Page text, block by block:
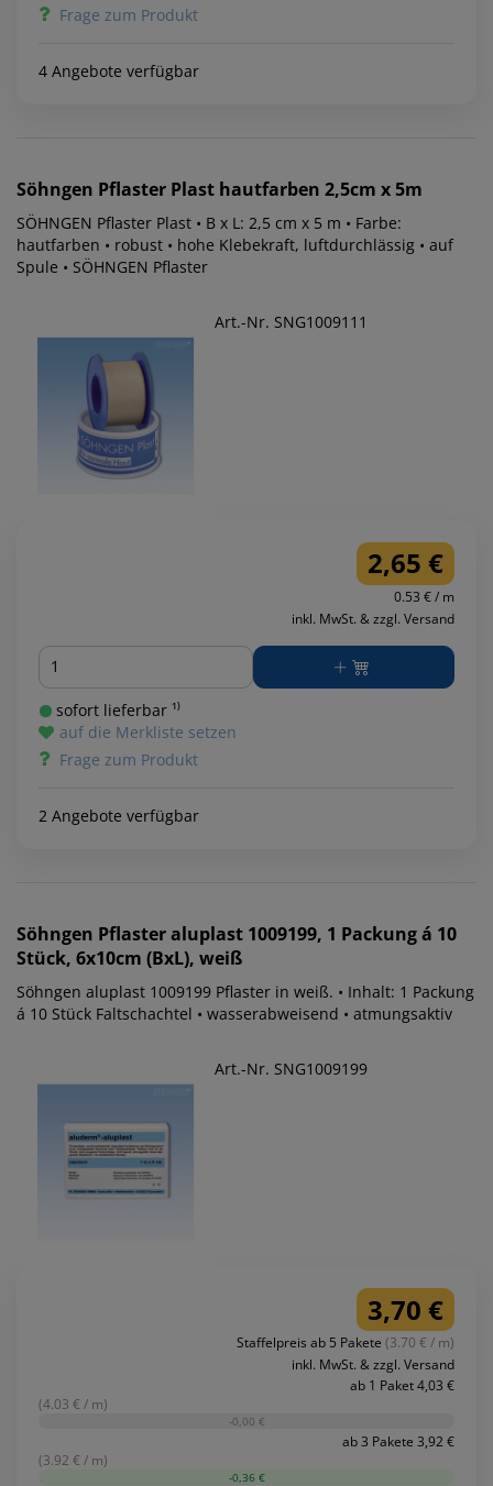
Frage zum Produkt
4 Angebote verfügbar
Söhngen Pflaster Plast hautfarben 2,5cm x 5m
SÖHNGEN Pflaster Plast • B x L: 2,5 cm x 5 m • Farbe:
hautfarben • robust • hohe Klebekraft, luftdurchlässig • auf
Spule • SÖHNGEN Pflaster
Art.-Nr. SNG1009111
2,65 €
0.53 € / m
inkl. MwSt. & zzgl. Versand
Menge
sofort lieferbar ¹⁾
auf die Merkliste setzen
Frage zum Produkt
2 Angebote verfügbar
Söhngen Pflaster aluplast 1009199, 1 Packung á 10
Stück, 6x10cm (BxL), weiß
Söhngen aluplast 1009199 Pflaster in weiß. • Inhalt: 1 Packung
á 10 Stück Faltschachtel • wasserabweisend • atmungsaktiv
Art.-Nr. SNG1009199
3,70 €
Staffelpreis ab 5 Pakete (3.70 € / m)
inkl. MwSt. & zzgl. Versand
ab 1 Paket 4,03 €
(4.03 € / m)
-0,00 €
ab 3 Pakete 3,92 €
(3.92 € / m)
-0,36 €